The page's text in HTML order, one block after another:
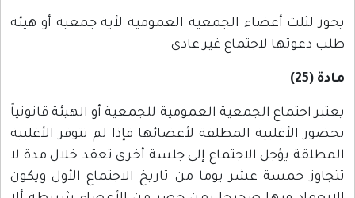
يحوز لثلث أعضاء الجمعية العمومية لأية جمعية أو هيئة
طلب دعوتها لاجتماع غير عادى
مادة (25)
يعتبر اجتماع الجمعية العمومية للجمعية أو الهيئة قانونياً
بحضور الأغلبية المطلقة لأعضائها فإذا لم تتوفر الأغلبية
المطلقة يؤجل الاجتماع إلى جلسة أخرى تعقد خلال مدة لا
تتجاوز خمسة عشر يوما من تاريخ الاجتماع الأول ويكون